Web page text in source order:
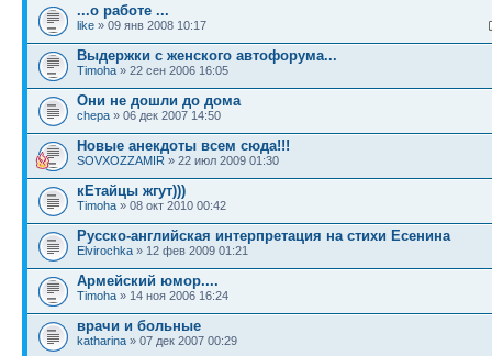
...o работе ...
like » 09 янв 2008 10:17
Выдержки с женского автофорума...
Timoha » 22 сен 2006 16:05
Они не дошли до дома
chepa » 06 дек 2007 14:50
Новые анекдоты всем сюда!!!
SOVXOZZAMIR » 22 июл 2009 01:30
кЕтайцы жгут)))
Timoha » 08 окт 2010 00:42
Русско-английская интерпретация на стихи Есенина
Elvirochka » 12 фев 2009 01:21
Армейский юмор....
Timoha » 14 ноя 2006 16:24
врачи и больные
katharina » 07 дек 2007 00:29